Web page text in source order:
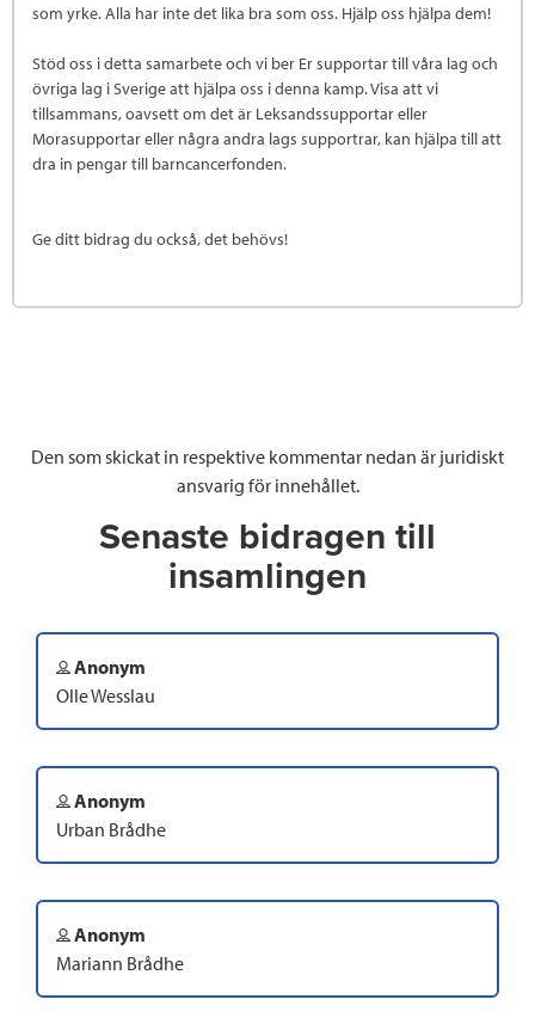
som yrke. Alla har inte det lika bra som oss. Hjälp oss hjälpa dem!
Stöd oss i detta samarbete och vi ber Er supportar till våra lag och
övriga lag i Sverige att hjälpa oss i denna kamp. Visa att vi
tillsammans, oavsett om det är Leksandssupportar eller
Morasupportar eller några andra lags supportrar, kan hjälpa till att
dra in pengar till barncancerfonden.
Ge ditt bidrag du också, det behövs!
Den som skickat in respektive kommentar nedan är juridiskt
ansvarig för innehållet.
Senaste bidragen till
insamlingen
Anonym
Olle Wesslau
Anonym
Urban Brådhe
Anonym
Mariann Brådhe